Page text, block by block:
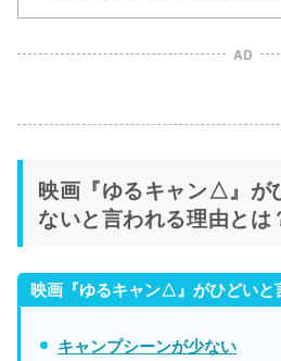
AD
映画『ゆるキャン△』が
ないと言われる理由とは
映画『ゆるキャン△』がひどいと
キャンプシーンが少ない